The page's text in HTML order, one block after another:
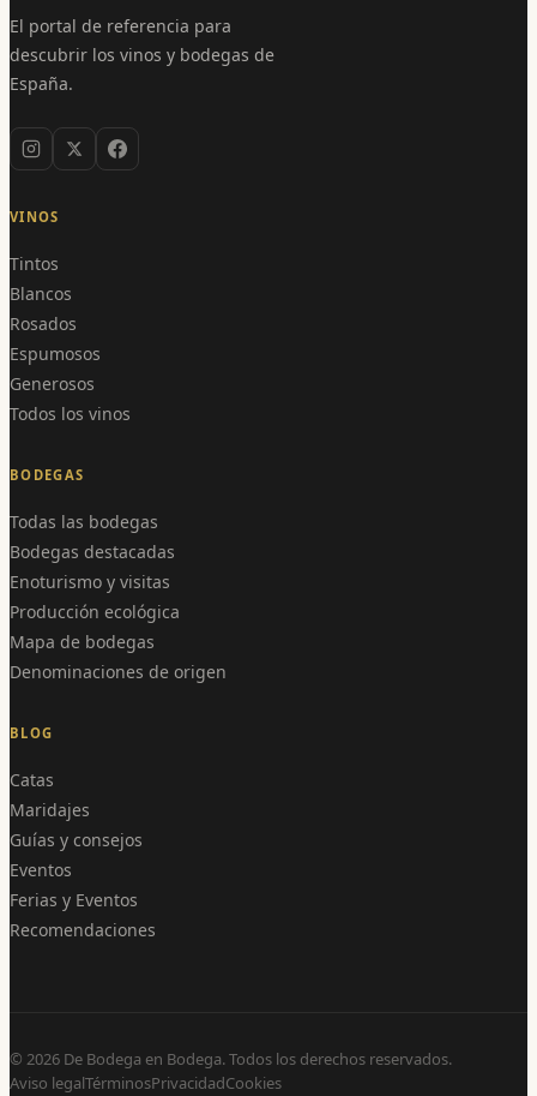
El portal de referencia para
descubrir los vinos y bodegas de
España.
VINOS
Tintos
Blancos
Rosados
Espumosos
Generosos
Todos los vinos
BODEGAS
Todas las bodegas
Bodegas destacadas
Enoturismo y visitas
Producción ecológica
Mapa de bodegas
Denominaciones de origen
BLOG
Catas
Maridajes
Guías y consejos
Eventos
Ferias y Eventos
Recomendaciones
© 2026 De Bodega en Bodega. Todos los derechos reservados.
Aviso legalTérminosPrivacidadCookies